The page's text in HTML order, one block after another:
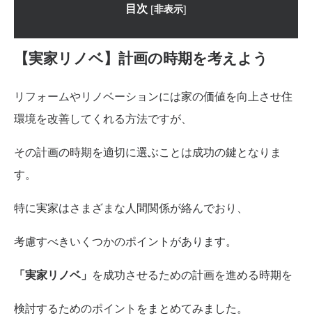
目次 [非表示]
【実家リノベ】計画の時期を考えよう
リフォームやリノベーションには家の価値を向上させ住
環境を改善してくれる方法ですが、
その計画の時期を適切に選ぶことは成功の鍵となりま
す。
特に実家はさまざまな人間関係が絡んでおり、
考慮すべきいくつかのポイントがあります。
「実家リノベ」 を成功させるための計画を進める時期を
検討するためのポイントをまとめてみました。